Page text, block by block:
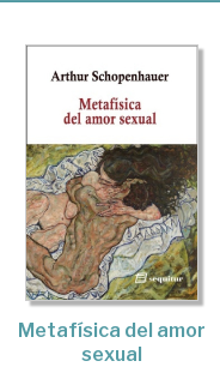
Metafísica del amor
sexual